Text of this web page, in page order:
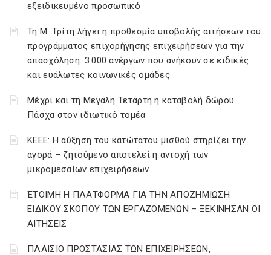
εξειδικευμένο προσωπικό
Τη Μ. Τρίτη λήγει η προθεσμία υποβολής αιτήσεων του
προγράμματος επιχορήγησης επιχειρήσεων για την
απασχόληση: 3.000 ανέργων που ανήκουν σε ειδικές
και ευάλωτες κοινωνικές ομάδες
Μέχρι και τη Μεγάλη Τετάρτη η καταβολή δώρου
Πάσχα στον ιδιωτικό τομέα
ΚΕΕΕ: Η αύξηση του κατώτατου μισθού στηρίζει την
αγορά – ζητούμενο αποτελεί η αντοχή των
μικρομεσαίων επιχειρήσεων
ΈΤΟΙΜΗ Η ΠΛΑΤΦΟΡΜΑ ΓΙΑ ΤΗΝ ΑΠΟΖΗΜΙΩΣΗ
ΕΙΔΙΚΟΥ ΣΚΟΠΟΥ ΤΩΝ ΕΡΓΑΖΟΜΕΝΩΝ – ΞΕΚΙΝΗΣΑΝ ΟΙ
ΑΙΤΗΣΕΙΣ
ΠΛΑΙΣΙΟ ΠΡΟΣΤΑΣΙΑΣ ΤΩΝ ΕΠΙΧΕΙΡΗΣΕΩΝ,